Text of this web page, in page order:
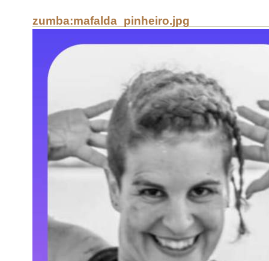
zumba:mafalda_pinheiro.jpg